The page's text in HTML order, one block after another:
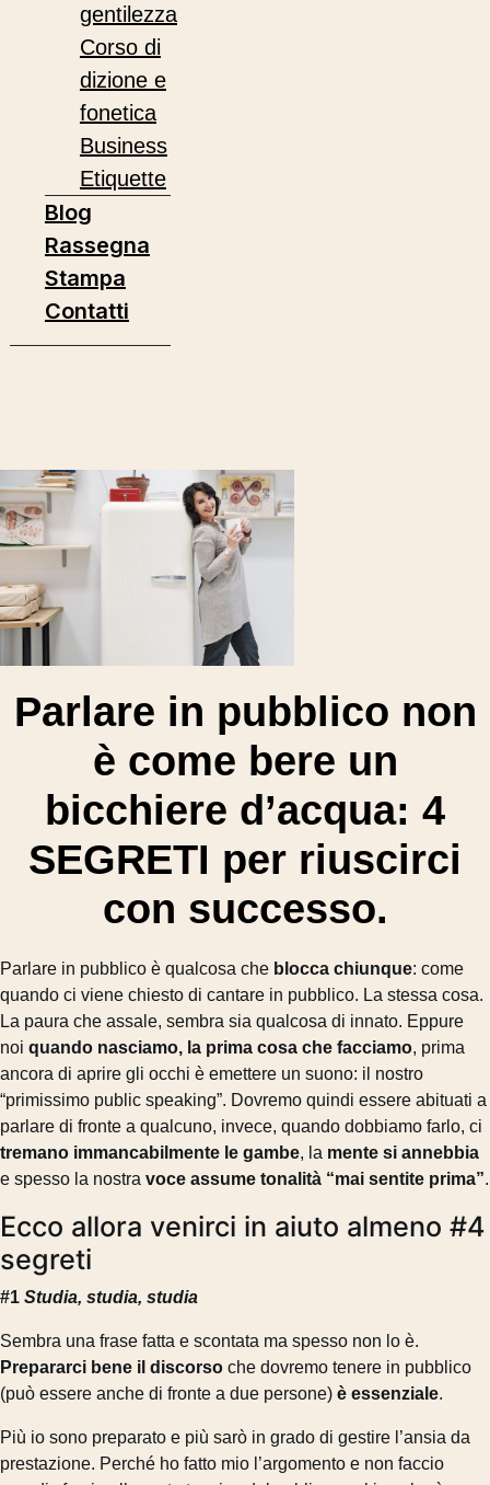
gentilezza
Corso di
dizione e
fonetica
Business
Etiquette
Blog
Rassegna
Stampa
Contatti
Parlare in pubblico non
è come bere un
bicchiere d’acqua: 4
SEGRETI per riuscirci
con successo.
Parlare in pubblico è qualcosa che blocca chiunque: come
quando ci viene chiesto di cantare in pubblico. La stessa cosa.
La paura che assale, sembra sia qualcosa di innato. Eppure
noi quando nasciamo, la prima cosa che facciamo, prima
ancora di aprire gli occhi è emettere un suono: il nostro
“primissimo public speaking”. Dovremo quindi essere abituati a
parlare di fronte a qualcuno, invece, quando dobbiamo farlo, ci
tremano immancabilmente le gambe, la mente si annebbia
e spesso la nostra voce assume tonalità “mai sentite prima”.
Ecco allora venirci in aiuto almeno #4
segreti
#1 Studia, studia, studia
Sembra una frase fatta e scontata ma spesso non lo è.
Prepararci bene il discorso che dovremo tenere in pubblico
(può essere anche di fronte a due persone) è essenziale.
Più io sono preparato e più sarò in grado di gestire l’ansia da
prestazione. Perché ho fatto mio l’argomento e non faccio